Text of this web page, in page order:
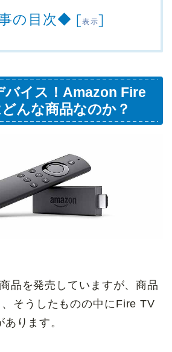
の目次◆ [表示]
バイス！Amazon Fire
んな商品なのか？
品を発売していますが、商品
そうしたものの中にFire TV
ります。